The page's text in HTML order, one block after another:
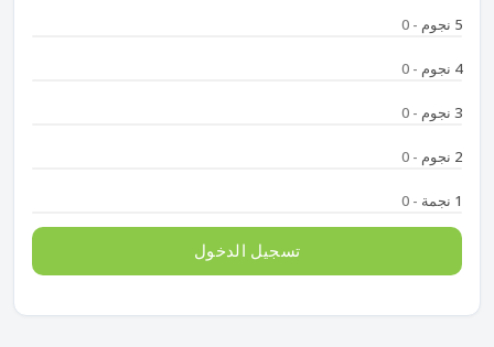
5 نجوم - 0
4 نجوم - 0
3 نجوم - 0
2 نجوم - 0
1 نجمة - 0
تسجيل الدخول